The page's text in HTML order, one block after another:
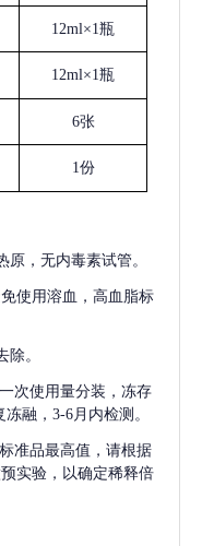
12ml×1瓶
12ml×1瓶
6张
1份
，无内毒素试管。
使用溶血，高血脂标
。
次使用量分装，冻存
融，3-6月内检测。
准品最高值，请根据
实验，以确定稀释倍